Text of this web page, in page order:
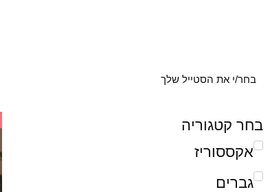
בחר/י את הסטייל שלך
בחר קטגוריה
אקססוריז
גברים